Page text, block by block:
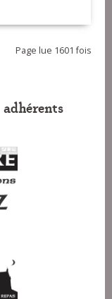
Page lue 1601 fois